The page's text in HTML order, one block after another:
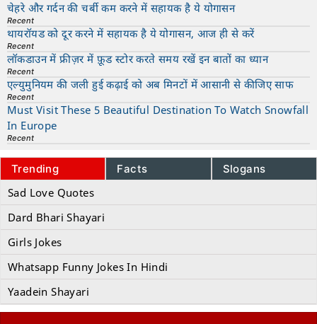
चेहरे और गर्दन की चर्बी कम करने में सहायक है ये योगासन
Recent
थायरॉयड को दूर करने में सहायक है ये योगासन, आज ही से करें
Recent
लॉकडाउन में फ्रीज़र में फ़ूड स्टोर करते समय रखें इन बातों का ध्यान
Recent
एल्युमुनियम की जली हुई कढ़ाई को अब मिनटों में आसानी से कीजिए साफ
Recent
Must Visit These 5 Beautiful Destination To Watch Snowfall
In Europe
Recent
Trending Facts Slogans
Sad Love Quotes
Dard Bhari Shayari
Girls Jokes
Whatsapp Funny Jokes In Hindi
Yaadein Shayari